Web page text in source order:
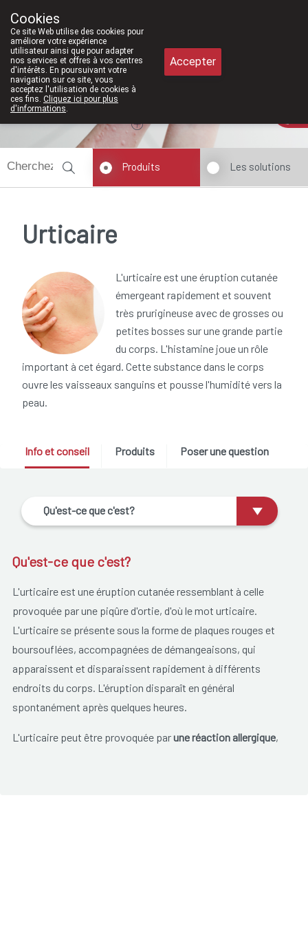
011/610300
Aujourd'hui A présent
Produits Les solutions
Urticaire
L'urticaire est une éruption cutanée
émergeant rapidement et souvent
très prurigineuse avec de grosses ou
petites bosses sur une grande partie
du corps. L'histamine joue un rôle
important à cet égard. Cette substance dans le corps
ouvre les vaisseaux sanguins et pousse l'humidité vers la
peau.
Info et conseil Produits Poser une question
Qu'est-ce que c'est?
Qu'est-ce que c'est?
L'urticaire est une éruption cutanée ressemblant à celle
provoquée par une piqûre d'ortie, d'où le mot urticaire.
L'urticaire se présente sous la forme de plaques rouges et
boursouflées, accompagnées de démangeaisons, qui
apparaissent et disparaissent rapidement à différents
endroits du corps. L'éruption disparaît en général
spontanément après quelques heures.
L'urticaire peut être provoquée parune réaction allergique,
Cookies
Ce site Web utilise des cookies pour
améliorer votre expérience
utilisateur ainsi que pour adapter
nos services et offres à vos centres
d'intérêts. En poursuivant votre
navigation sur ce site, vous
acceptez l'utilisation de cookies à
ces fins. Cliquez ici pour plus
d'informations.
Accepter